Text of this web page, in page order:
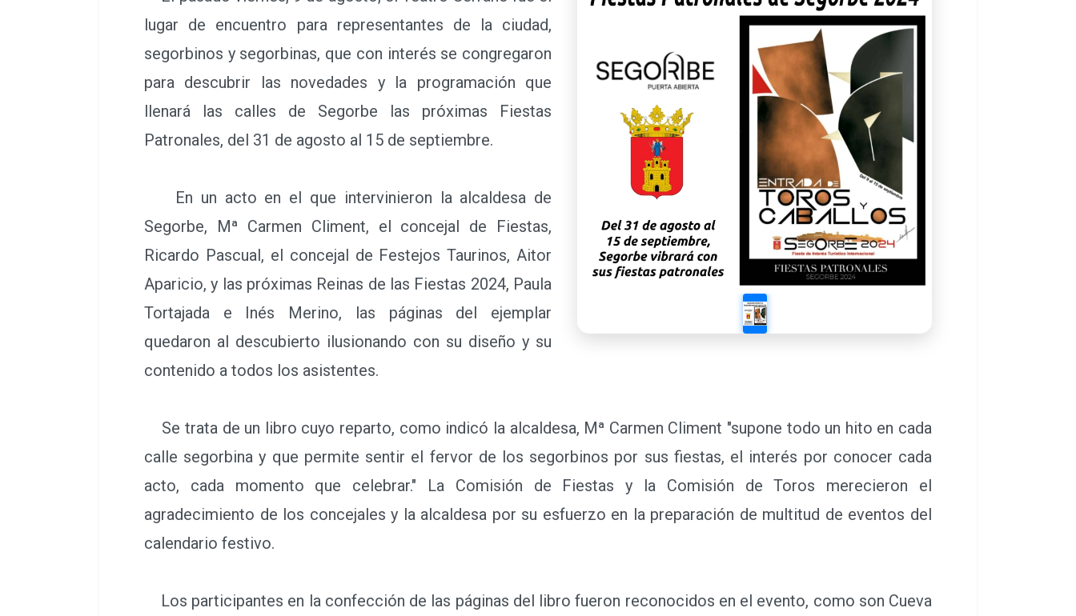
lugar de encuentro para representantes de la ciudad,
segorbinos y segorbinas, que con interés se congregaron
para descubrir las novedades y la programación que
llenará las calles de Segorbe las próximas Fiestas
Patronales, del 31 de agosto al 15 de septiembre.
En un acto en el que intervinieron la alcaldesa de
Segorbe, Mª Carmen Climent, el concejal de Fiestas,
Ricardo Pascual, el concejal de Festejos Taurinos, Aitor
Aparicio, y las próximas Reinas de las Fiestas 2024, Paula
Tortajada e Inés Merino, las páginas del ejemplar
quedaron al descubierto ilusionando con su diseño y su
contenido a todos los asistentes.
Se trata de un libro cuyo reparto, como indicó la alcaldesa, Mª Carmen Climent "supone todo un hito en cada
calle segorbina y que permite sentir el fervor de los segorbinos por sus fiestas, el interés por conocer cada
acto, cada momento que celebrar." La Comisión de Fiestas y la Comisión de Toros merecieron el
agradecimiento de los concejales y la alcaldesa por su esfuerzo en la preparación de multitud de eventos del
calendario festivo.
Los participantes en la confección de las páginas del libro fueron reconocidos en el evento, como son Cueva